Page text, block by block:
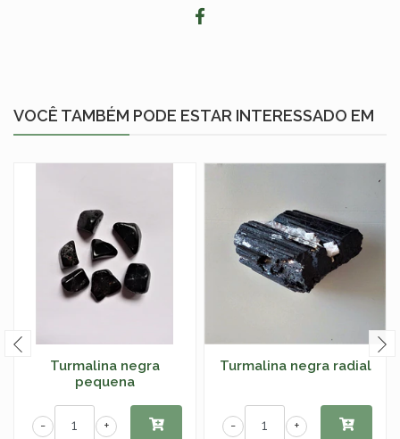
VOCÊ TAMBÉM PODE ESTAR INTERESSADO EM
Turmalina negra
pequena
+
-
Turmalina negra radial
+
-